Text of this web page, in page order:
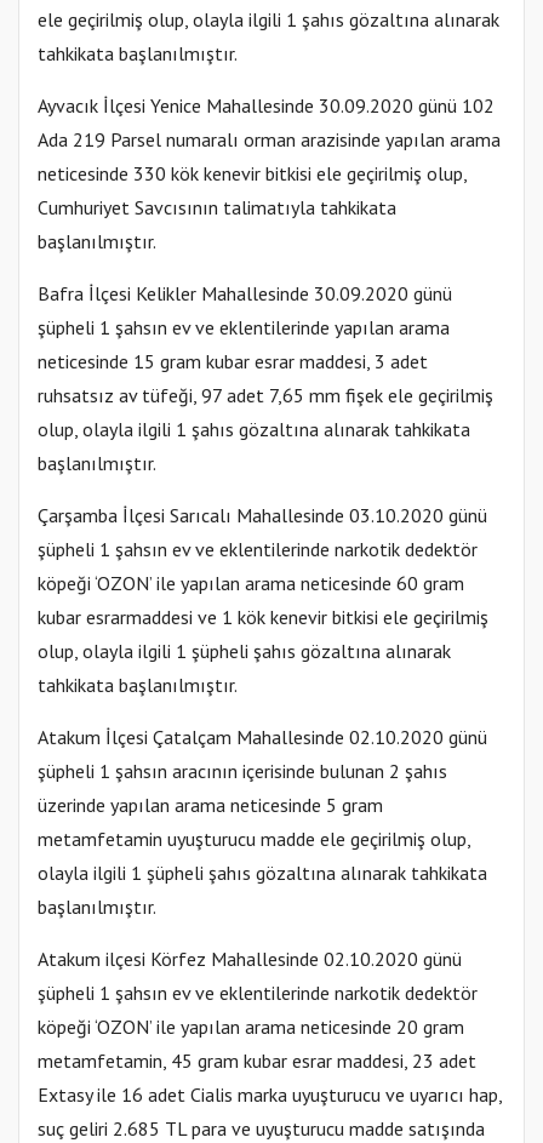
ele geçirilmiş olup, olayla ilgili 1 şahıs gözaltına alınarak
tahkikata başlanılmıştır.
Ayvacık İlçesi Yenice Mahallesinde 30.09.2020 günü 102
Ada 219 Parsel numaralı orman arazisinde yapılan arama
neticesinde 330 kök kenevir bitkisi ele geçirilmiş olup,
Cumhuriyet Savcısının talimatıyla tahkikata
başlanılmıştır.
Bafra İlçesi Kelikler Mahallesinde 30.09.2020 günü
şüpheli 1 şahsın ev ve eklentilerinde yapılan arama
neticesinde 15 gram kubar esrar maddesi, 3 adet
ruhsatsız av tüfeği, 97 adet 7,65 mm fişek ele geçirilmiş
olup, olayla ilgili 1 şahıs gözaltına alınarak tahkikata
başlanılmıştır.
Çarşamba İlçesi Sarıcalı Mahallesinde 03.10.2020 günü
şüpheli 1 şahsın ev ve eklentilerinde narkotik dedektör
köpeği ‘OZON’ ile yapılan arama neticesinde 60 gram
kubar esrarmaddesi ve 1 kök kenevir bitkisi ele geçirilmiş
olup, olayla ilgili 1 şüpheli şahıs gözaltına alınarak
tahkikata başlanılmıştır.
Atakum İlçesi Çatalçam Mahallesinde 02.10.2020 günü
şüpheli 1 şahsın aracının içerisinde bulunan 2 şahıs
üzerinde yapılan arama neticesinde 5 gram
metamfetamin uyuşturucu madde ele geçirilmiş olup,
olayla ilgili 1 şüpheli şahıs gözaltına alınarak tahkikata
başlanılmıştır.
Atakum ilçesi Körfez Mahallesinde 02.10.2020 günü
şüpheli 1 şahsın ev ve eklentilerinde narkotik dedektör
köpeği ‘OZON’ ile yapılan arama neticesinde 20 gram
metamfetamin, 45 gram kubar esrar maddesi, 23 adet
Extasy ile 16 adet Cialis marka uyuşturucu ve uyarıcı hap,
suç geliri 2.685 TL para ve uyuşturucu madde satışında